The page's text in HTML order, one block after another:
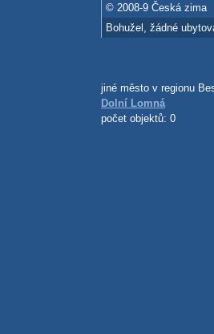
© 2008-9 Česká zima
Bohužel, žádné
jiné město v regionu
Dolní Lomná
počet objektů: 0